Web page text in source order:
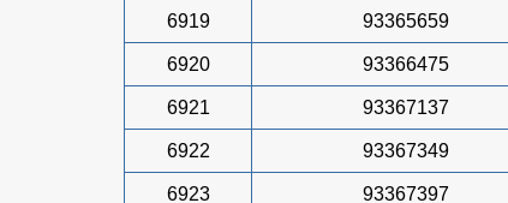
6919 93365659
6920 93366475
6921 93367137
6922 93367349
6923 93367397